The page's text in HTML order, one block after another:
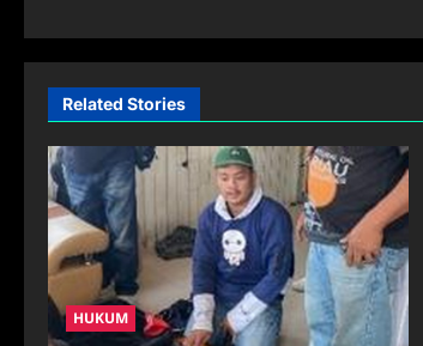
t
n
a
v
i
g
a
Related Stories
HUKUM